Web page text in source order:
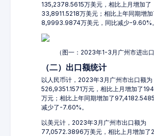
135,2378.5615万美元，相比上月增加了
33,8911.5218万美元；相比上年同期增加
8,9993.9874万美元，同比减少-9.60%。
（图一：2023年1-3月广州市进出口
（二）出口额统计
以人民币计，2023年3月广州市出口额为
526,9351.1571万元，相比上月增加了
万元；相比上年同期增加了
减少了-7.60%。
以美元计，2023年3月广州市出口额为
77,0572.3896万美元，相比上月增加了